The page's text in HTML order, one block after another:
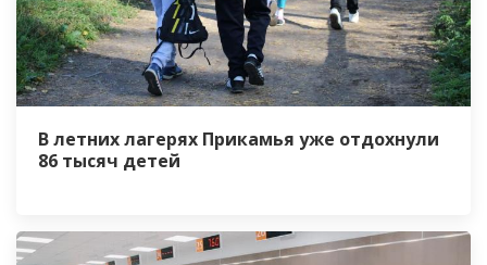
В летних лагерях Прикамья уже отдохнули
86 тысяч детей